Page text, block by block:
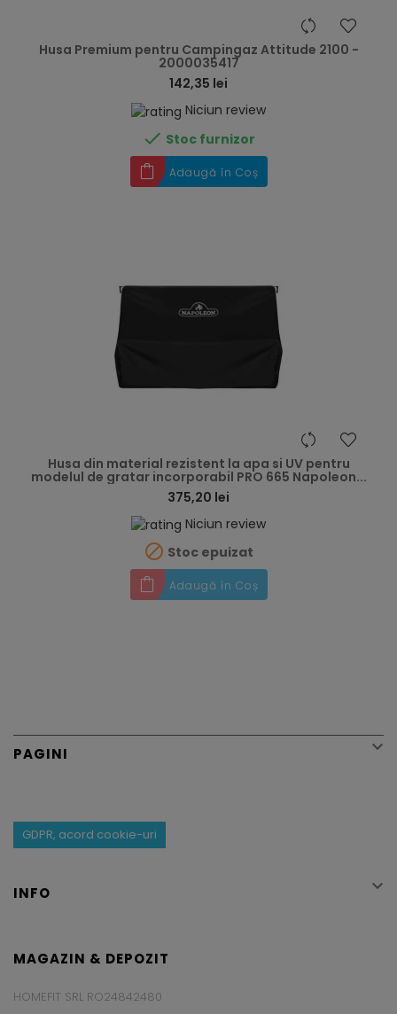
Husa Premium pentru Campingaz Attitude 2100 -
2000035417
142,35 lei
Niciun review
 Stoc furnizor
Adaugă în Coș
Husa din material rezistent la apa si UV pentru
modelul de gratar incorporabil PRO 665 Napoleon...
375,20 lei
Niciun review
 Stoc epuizat
Adaugă în Coș
PAGINI 
GDPR, acord cookie-uri
INFO 
MAGAZIN & DEPOZIT
HOMEFIT SRL RO24842480